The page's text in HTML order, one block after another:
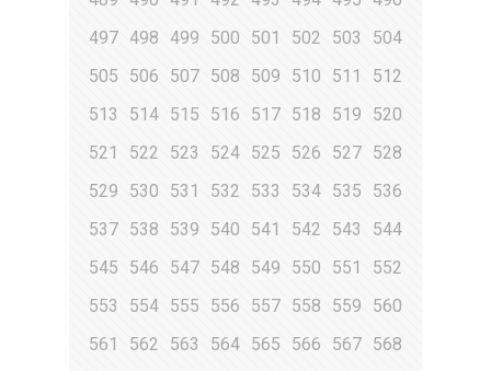
497 498 499 500 501 502 503
504
505
506 507 508 509 510 511
512
513
514 515 516 517 518 519
520
521
522 523 524 525 526 527 528
529
530 531 532 533 534 535
536
537 538 539 540 541 542 543
544
545
546 547 548 549 550 551
552
553
554 555 556 557 558 559
560
561
562 563 564 565 566 567 568